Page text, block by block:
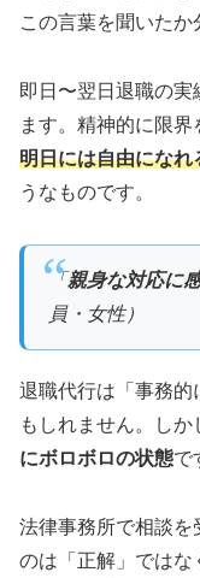
この言葉を聞いたか
即日〜翌日退職の実
ます。精神的に限界
明日には自由になれ
うなものです。
「 親身な対応に
員・女性）
退職代行は「事務的
もしれません。し
にボロボロの状態で
法律事務所で相談を
のは「正解」ではな